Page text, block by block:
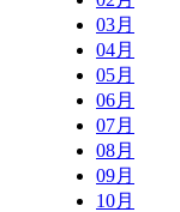
03月
04月
05月
06月
07月
08月
09月
10月